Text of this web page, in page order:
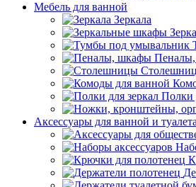
Мебель для ванной
Зеркала
Полки
Аксессуары для ванной и туалета